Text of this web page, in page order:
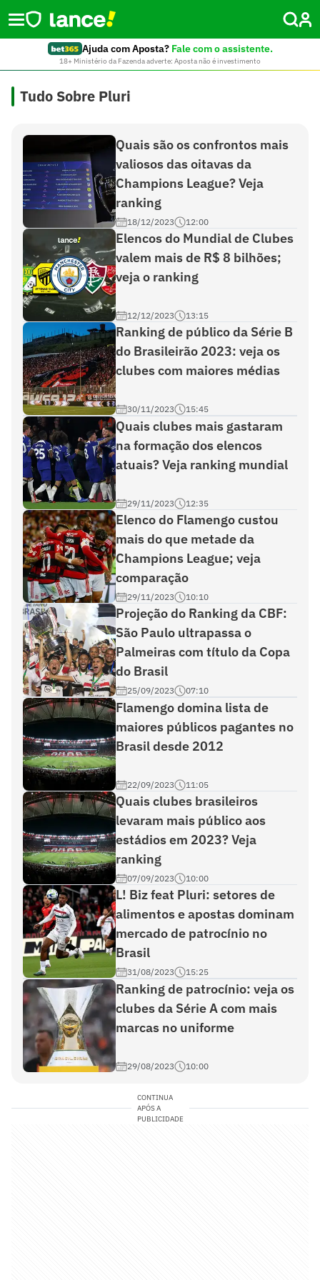
Ajuda com Aposta? Fale com o assistente.
18+ Ministério da Fazenda adverte: Aposta não é investimento
Tudo Sobre Pluri
Quais são os confrontos mais
valiosos das oitavas da
Champions League? Veja
ranking
18/12/2023 12:00
Elencos do Mundial de Clubes
valem mais de R$ 8 bilhões;
veja o ranking
12/12/2023 13:15
Ranking de público da Série B
do Brasileirão 2023: veja os
clubes com maiores médias
30/11/2023 15:45
Quais clubes mais gastaram
na formação dos elencos
atuais? Veja ranking mundial
29/11/2023 12:35
Elenco do Flamengo custou
mais do que metade da
Champions League; veja
comparação
29/11/2023 10:10
Projeção do Ranking da CBF:
São Paulo ultrapassa o
Palmeiras com título da Copa
do Brasil
25/09/2023 07:10
Flamengo domina lista de
maiores públicos pagantes no
Brasil desde 2012
22/09/2023 11:05
Quais clubes brasileiros
levaram mais público aos
estádios em 2023? Veja
ranking
07/09/2023 10:00
L! Biz feat Pluri: setores de
alimentos e apostas dominam
mercado de patrocínio no
Brasil
31/08/2023 15:25
Ranking de patrocínio: veja os
clubes da Série A com mais
marcas no uniforme
29/08/2023 10:00
CONTINUA
APÓS A
PUBLICIDADE